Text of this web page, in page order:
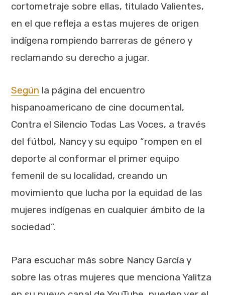
cortometraje sobre ellas, titulado Valientes,
en el que refleja a estas mujeres de origen
indígena rompiendo barreras de género y
reclamando su derecho a jugar.
Según la página del encuentro
hispanoamericano de cine documental,
Contra el Silencio Todas Las Voces, a través
del fútbol, Nancy y su equipo “rompen en el
deporte al conformar el primer equipo
femenil de su localidad, creando un
movimiento que lucha por la equidad de las
mujeres indígenas en cualquier ámbito de la
sociedad”.
Para escuchar más sobre Nancy García y
sobre las otras mujeres que menciona Yalitza